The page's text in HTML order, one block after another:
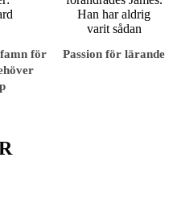
för
Passion för lärande